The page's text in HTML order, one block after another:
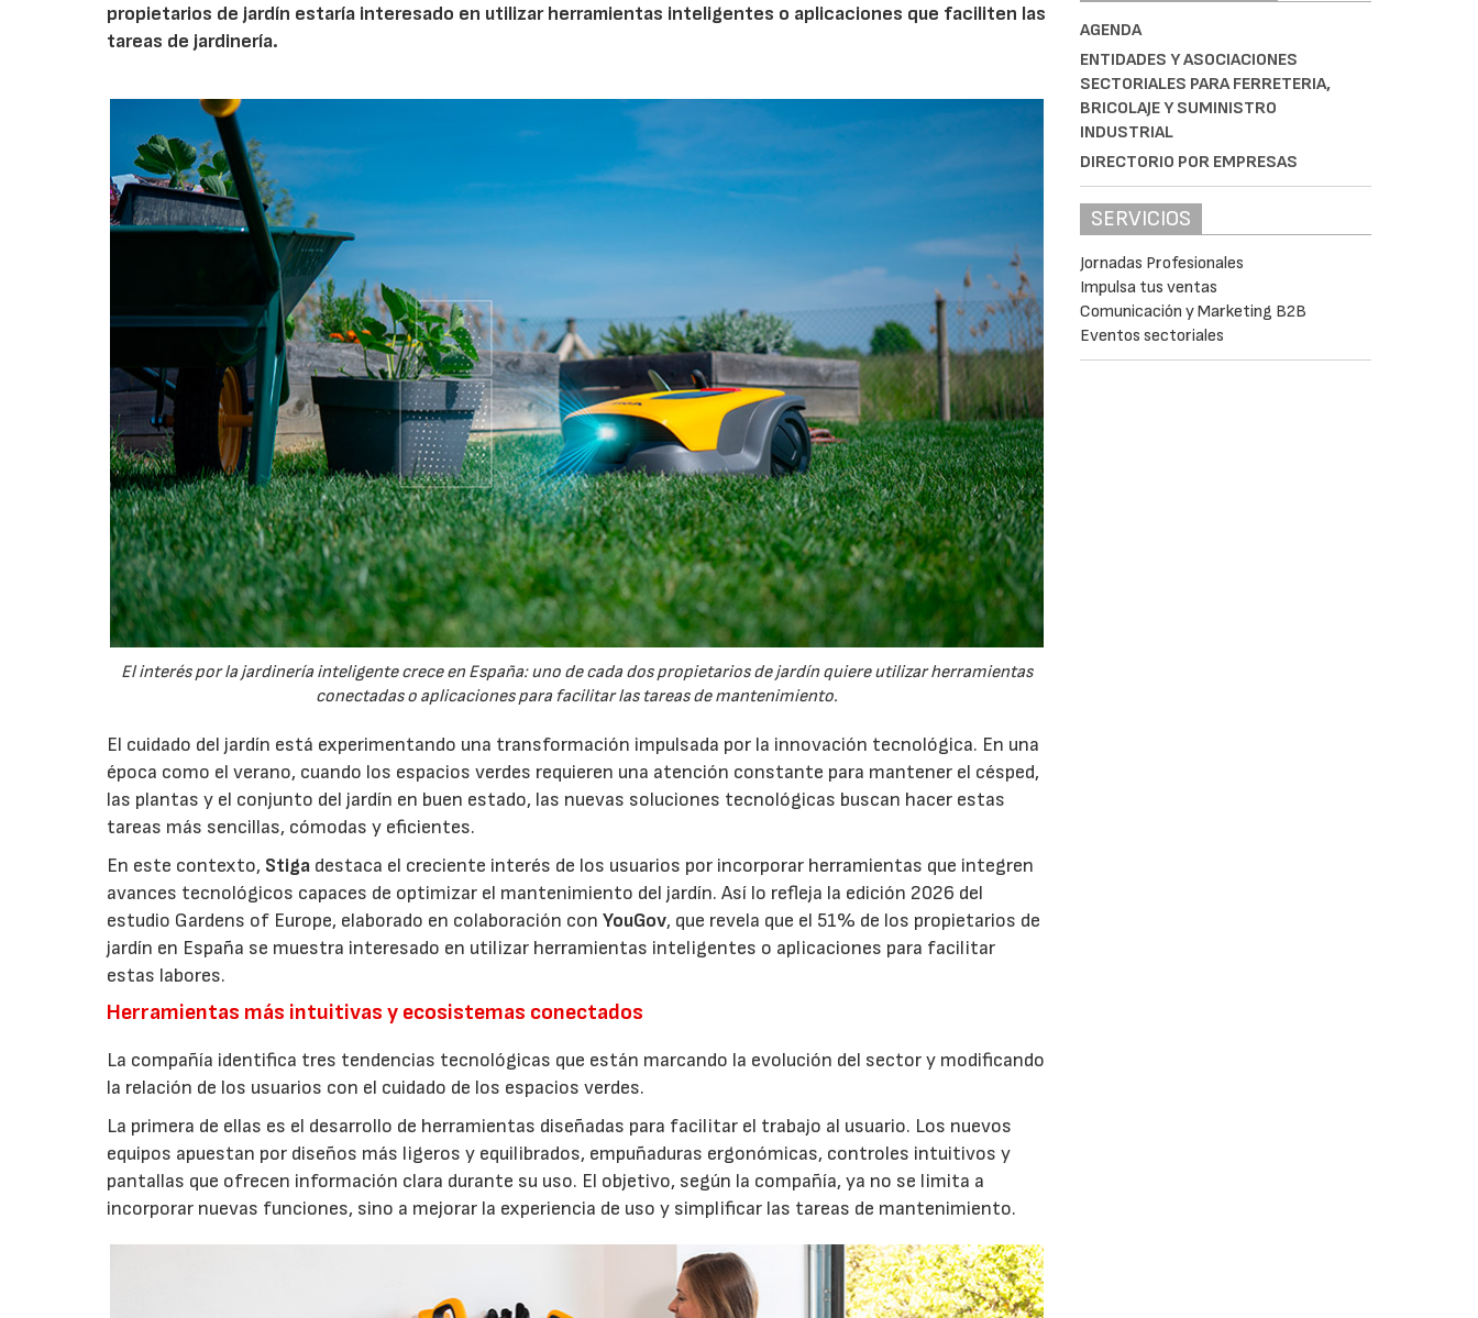
propietarios de jardín estaría interesado en utilizar herramientas inteligentes o aplicaciones que faciliten las
tareas de jardinería.
El interés por la jardinería inteligente crece en España: uno de cada dos propietarios de jardín quiere utilizar herramientas
conectadas o aplicaciones para facilitar las tareas de mantenimiento.
El cuidado del jardín está experimentando una transformación impulsada por la innovación tecnológica. En una
época como el verano, cuando los espacios verdes requieren una atención constante para mantener el césped,
las plantas y el conjunto del jardín en buen estado, las nuevas soluciones tecnológicas buscan hacer estas
tareas más sencillas, cómodas y eficientes.
En este contexto, Stiga destaca el creciente interés de los usuarios por incorporar herramientas que integren
avances tecnológicos capaces de optimizar el mantenimiento del jardín. Así lo refleja la edición 2026 del
estudio Gardens of Europe, elaborado en colaboración conYouGov, que revela que el 51% de los propietarios de
jardín en España se muestra interesado en utilizar herramientas inteligentes o aplicaciones para facilitar
estas labores.
Herramientas más intuitivas y ecosistemas conectados
La compañía identifica tres tendencias tecnológicas que están marcando la evolución del sector y modificando
la relación de los usuarios con el cuidado de los espacios verdes.
La primera de ellas es el desarrollo de herramientas diseñadas para facilitar el trabajo al usuario. Los nuevos
equipos apuestan por diseños más ligeros y equilibrados, empuñaduras ergonómicas, controles intuitivos y
pantallas que ofrecen información clara durante su uso. El objetivo, según la compañía, ya no se limita a
incorporar nuevas funciones, sino a mejorar la experiencia de uso y simplificar las tareas de mantenimiento.
AGENDA
ENTIDADES Y ASOCIACIONES
SECTORIALES PARA FERRETERIA,
BRICOLAJE Y SUMINISTRO
INDUSTRIAL
DIRECTORIO POR EMPRESAS
SERVICIOS
Jornadas Profesionales
Impulsa tus ventas
Comunicación y Marketing B2B
Eventos sectoriales